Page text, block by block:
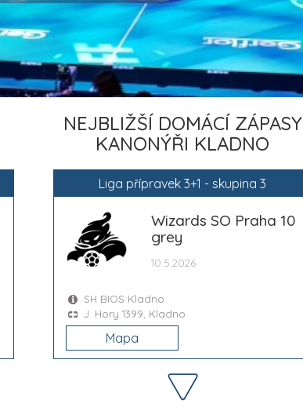
NEJBLIŽŠÍ DOMÁCÍ ZÁPASY
KANONÝŘI KLADNO
Liga přípravek 3+1 - skupina 3
Wizards SO Praha 10
grey
10.5.2026
SH BIOS Kladno
J. Hory 1399, Kladno
Mapa